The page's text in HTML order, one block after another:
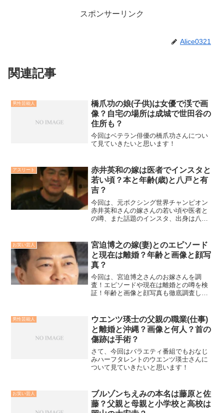
スポンサーリンク
Alice0321
関連記事
男性芸能人
橋爪功の娘(子供)は女優で渓で画
像？自宅の場所は成城で世田谷の
住所も？
今回はベテラン俳優の橋爪功さんについ
て見ていきたいと思います！
アスリート
赤井英和の嫁は医者でインスタと
若い頃？本と年齢(歳)と八戸と有
吉？
今回は、元ボクシング世界チャンピオン
赤井英和さんの嫁さんの若い頃や医者と
の噂、また話題のインスタ、出身は八戸
た！
お笑い芸人
宮迫博之の嫁(妻)とのエピソード
と現在は離婚？年齢と画像と顔写
真？
今回は、宮迫博之さんのお嫁さんを調
査！エピソードや現在は離婚との噂を検
証！年齢と画像と顔写真も徹底調査しま
男性芸能人
ウエンツ瑛士の父親の職業(仕事)
と離婚と沖縄？画像と何人？首の
傷跡は手術？
さて、今回はバラエティ番組でもおなじ
みハーフタレントのウエンツ瑛士さんに
ついて見ていきたいと思います！
お笑い芸人
ブルゾンちえみの本名は藤原と佐
藤？父親と母親と小学校と高校は